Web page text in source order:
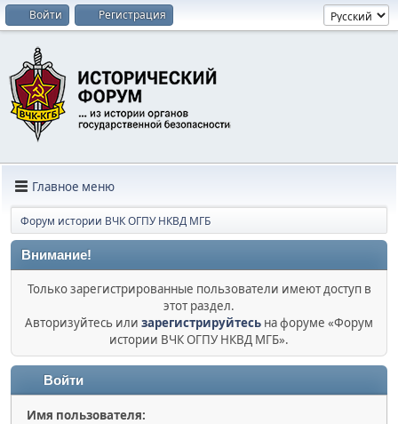
Войти Регистрация
Главное меню
Форум истории ВЧК ОГПУ НКВД МГБ
Внимание!
Только зарегистрированные пользователи имеют доступ в
этот раздел.
Авторизуйтесь или зарегистрируйтесь на форуме «Форум
истории ВЧК ОГПУ НКВД МГБ».
Войти
Имя пользователя: